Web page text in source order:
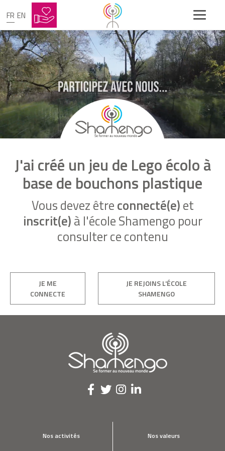
FR EN
J'ai créé un jeu de Lego écolo à
base de bouchons plastique
Vous devez êtreconnecté(e)et
inscrit(e)à l'école Shamengo pour
consulter ce contenu
JE ME
CONNECTE
JE REJOINS L'ÉCOLE
SHAMENGO
Nos activités Nos valeurs